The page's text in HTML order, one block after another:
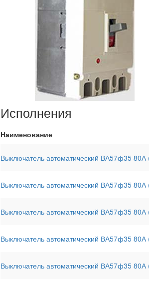
Исполнения
Наименование
Выключатель автоматический ВА57ф35 80А
Выключатель автоматический ВА57ф35
Выключатель автоматический ВА57ф35 80А
Выключатель автоматический ВА57ф35
Выключатель автоматический ВА57ф35